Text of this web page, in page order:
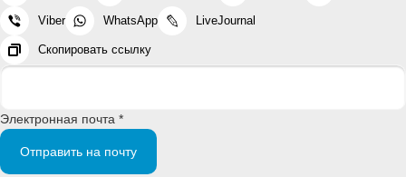
Viber WhatsApp LiveJournal
Скопировать ссылку
Электронная почта *
Отправить на почту